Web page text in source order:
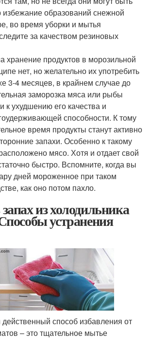
образований снежной
во время уборки и мытья
за качеством резиновых
хранение продуктов в морозильной
нет, но желательно их употребить
3-4 месяцев, в крайнем случае до
заморозка мяса или рыбы
к ухудшению его качества и
способности. К тому
время продукты станут активно
запахи. Особенно к такому
мясо. Хотя и отдает свой
быстро. Вспомните, когда вы
дней мороженное при таком
как оно потом пахло.
из холодильника
устранения
способ избавления от
– это тщательное мытье